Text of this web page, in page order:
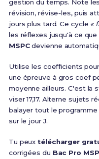
gestion du temps. Note
révision, révise-les, puis
jours plus tard. Ce cycle «
les réflexes jusqu'à ce
MSPCdevienne
Utilise les coefficients
une épreuve à gros coef
moyenne ailleurs. C'est la
viser 17,17. Alterne sujets
balayer tout le
sur le jour J.
Tu peuxtélécharger
corrigées du Bac Pro